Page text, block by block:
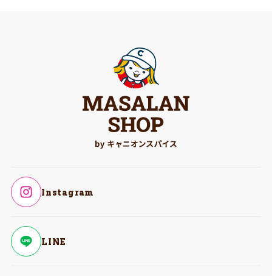
Instagram
LINE